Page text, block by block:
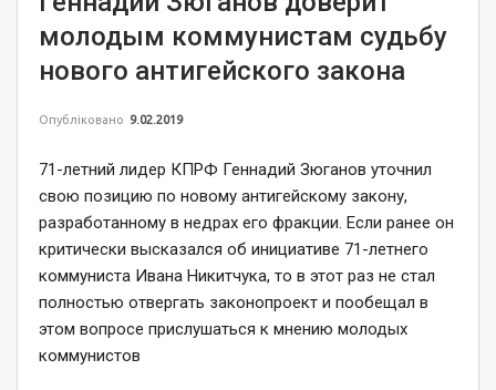
молодым коммунистам судьбу
нового антигейского закона
Опубліковано 9.02.2019
71-летний лидер КПРФ Геннадий Зюганов уточнил
свою позицию по новому антигейскому закону,
разработанному в недрах его фракции. Если ранее он
критически высказался об инициативе 71-летнего
коммуниста Ивана Никитчука, то в этот раз не стал
полностью отвергать законопроект и пообещал в
этом вопросе прислушаться к мнению молодых
коммунистов